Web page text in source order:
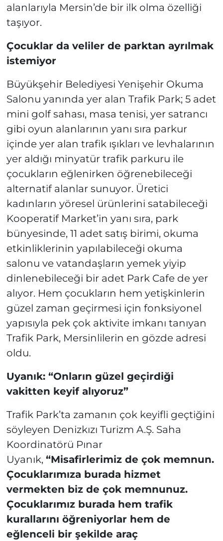
alanlarıyla Mersin’de bir ilk olma özelliği
taşıyor.
Çocuklar da veliler de parktan ayrılmak
istemiyor
Büyükşehir Belediyesi Yenişehir Okuma
Salonu yanında yer alan Trafik Park; 5 adet
mini golf sahası, masa tenisi, yer satrancı
gibi oyun alanlarının yanı sıra parkur
içinde yer alan trafik ışıkları ve levhalarının
yer aldığı minyatür trafik parkuru ile
çocukların eğlenirken öğrenebileceği
alternatif alanlar sunuyor. Üretici
kadınların yöresel ürünlerini satabileceği
Kooperatif Market’in yanı sıra, park
bünyesinde, 11 adet satış birimi, okuma
etkinliklerinin yapılabileceği okuma
salonu ve vatandaşların yemek yiyip
dinlenebileceği bir adet Park Cafe de yer
alıyor. Hem çocukların hem yetişkinlerin
güzel zaman geçirmesi için fonksiyonel
yapısıyla pek çok aktivite imkanı tanıyan
Trafik Park, Mersinlilerin en gözde adresi
oldu.
Uyanık: “Onların güzel geçirdiği
vakitten keyif alıyoruz”
Trafik Park’ta zamanın çok keyifli geçtiğini
söyleyen Denizkızı Turizm A.Ş. Saha
Koordinatörü Pınar
Uyanık, “Misafirlerimiz de çok memnun.
Çocuklarımıza burada hizmet
vermekten biz de çok memnunuz.
Çocuklarımız burada hem trafik
kurallarını öğreniyorlar hem de
eğlenceli bir şekilde araç